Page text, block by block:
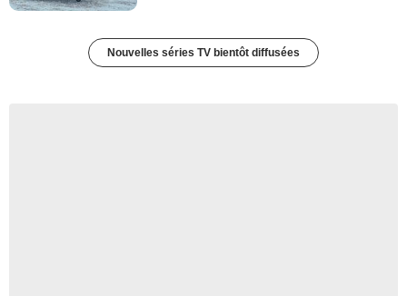
Nouvelles séries TV bientôt diffusées